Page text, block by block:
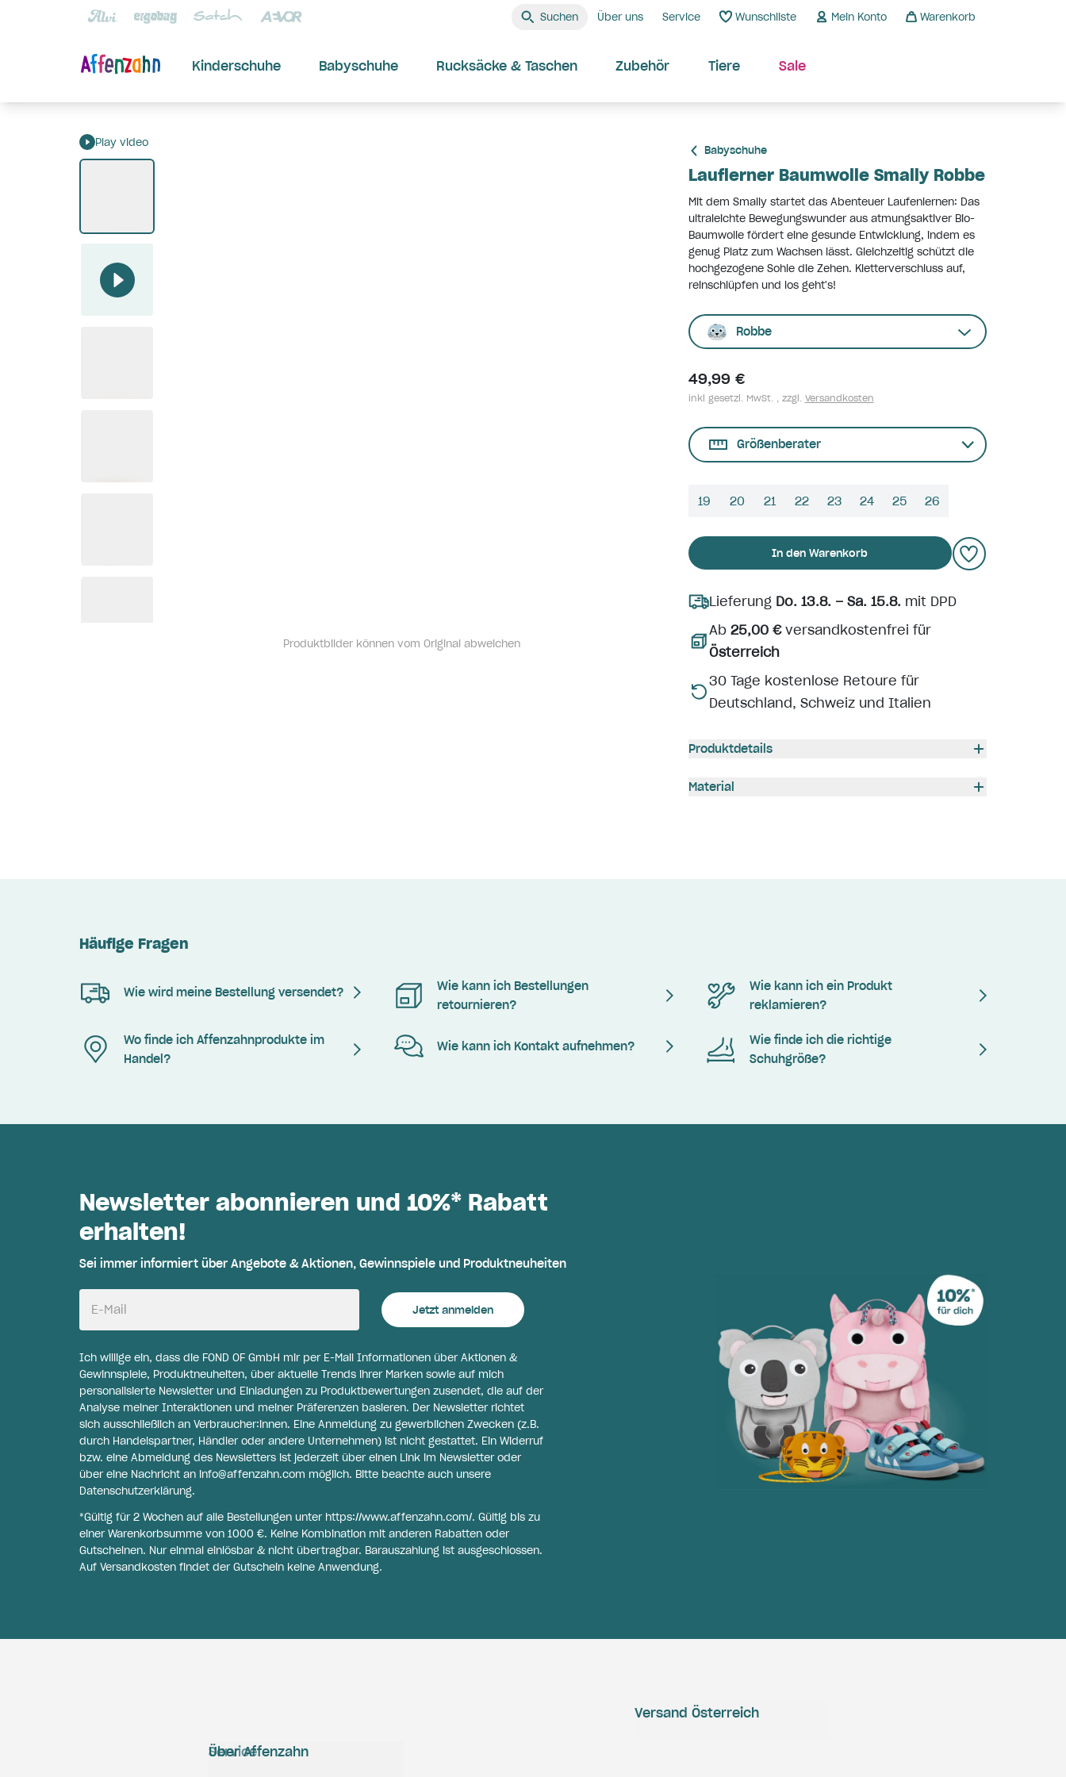
Suchen Über uns Service Wunschliste Mein Konto Warenkorb
Kinderschuhe Babyschuhe Rucksäcke & Taschen Zubehör Tiere Sale
Play video
Produktbilder können vom Original abweichen
Babyschuhe
Lauflerner Baumwolle Smally Robbe
Mit dem Smally startet das Abenteuer Laufenlernen: Das
ultraleichte Bewegungswunder aus atmungsaktiver Bio-
Baumwolle fördert eine gesunde Entwicklung, indem es
genug Platz zum Wachsen lässt. Gleichzeitig schützt die
hochgezogene Sohle die Zehen. Kletterverschluss auf,
reinschlüpfen und los geht's!
Robbe
49,99 €
inkl gesetzl. MwSt. , zzgl. Versandkosten
Größenberater
19 20 21 22 23 24 25 26
In den Warenkorb
Lieferung Do. 13.8. – Sa. 15.8.mit DPD
Ab 25,00 €versandkostenfrei für
Österreich
30 Tage kostenlose Retoure für
Deutschland, Schweiz und Italien
Produktdetails
Material
Häufige Fragen
Wie wird meine Bestellung versendet?
Wie kann ich Bestellungen
retournieren?
Wie kann ich ein Produkt
reklamieren?
Wo finde ich Affenzahnprodukte im
Handel?
Wie kann ich Kontakt aufnehmen?
Wie finde ich die richtige
Schuhgröße?
Newsletter abonnieren und 10%* Rabatt
erhalten!
Sei immer informiert über Angebote & Aktionen, Gewinnspiele und Produktneuheiten
E-Mail Jetzt anmelden
Ich willige ein, dass die FOND OF GmbH mir per E-Mail Informationen über Aktionen &
Gewinnspiele, Produktneuheiten, über aktuelle Trends ihrer Marken sowie auf mich
personalisierte Newsletter und Einladungen zu Produktbewertungen zusendet, die auf der
Analyse meiner Interaktionen und meiner Präferenzen basieren. Der Newsletter richtet
sich ausschließlich an Verbraucher:innen. Eine Anmeldung zu gewerblichen Zwecken (z.B.
durch Handelspartner, Händler oder andere Unternehmen) ist nicht gestattet. Ein Widerruf
bzw. eine Abmeldung des Newsletters ist jederzeit über einen Link im Newsletter oder
über eine Nachricht an info@affenzahn.com möglich. Bitte beachte auch unsere
Datenschutzerklärung.
*Gültig für 2 Wochen auf alle Bestellungen unter https://www.affenzahn.com/. Gültig bis zu
einer Warenkorbsumme von 1000 €. Keine Kombination mit anderen Rabatten oder
Gutscheinen. Nur einmal einlösbar & nicht übertragbar. Barauszahlung ist ausgeschlossen.
Auf Versandkosten findet der Gutschein keine Anwendung.
Service
Über Affenzahn
Versand Österreich